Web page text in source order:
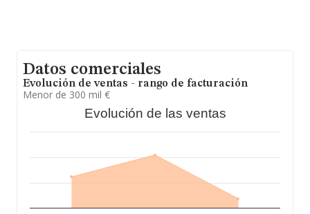
Datos comerciales
Evolución de ventas - rango de facturación
Menor de 300 mil €
Evolución de las ventas